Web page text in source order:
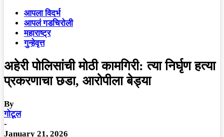
आपला विदर्भ
आपलं गडचिरोली
महाराष्ट्र
गुन्हेवृत्त
अहेरी पोलिसांची मोठी कामगिरी: त्या निर्घृण हत्या
प्रकरणाचा छडा, आरोपीला बेड्या
By
गोटूल
-
January 21, 2026